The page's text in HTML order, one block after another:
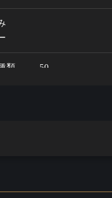
類 50